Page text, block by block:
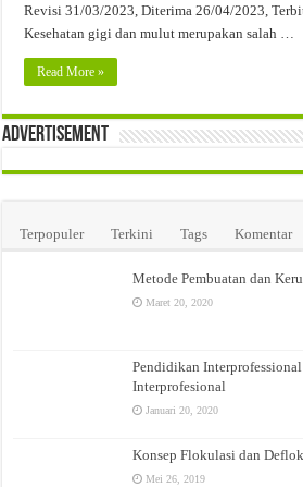
Revisi 31/03/2023, Diterima 26/04/2023,
Kesehatan gigi dan mulut merupakan salah …
Read More »
Advertisement
Terpopuler Terkini Tags Komentar
Metode Pembuatan dan
Maret 20, 2020
Pendidikan
Interprofesional
Januari 20, 2020
Konsep Flokulasi dan
Mei 26, 2019